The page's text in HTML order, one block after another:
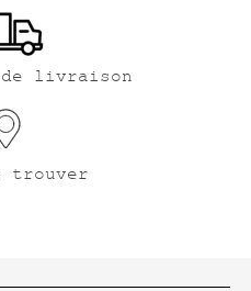
livraison
trouver